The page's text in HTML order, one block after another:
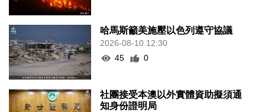
哈馬斯籲美施壓以色列遵守協議
2026-08-10 12:30
45
0
社團接受本澳以外實體資助擬須通
知身份證明局